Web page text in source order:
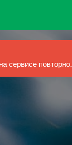
сервисе повторно.